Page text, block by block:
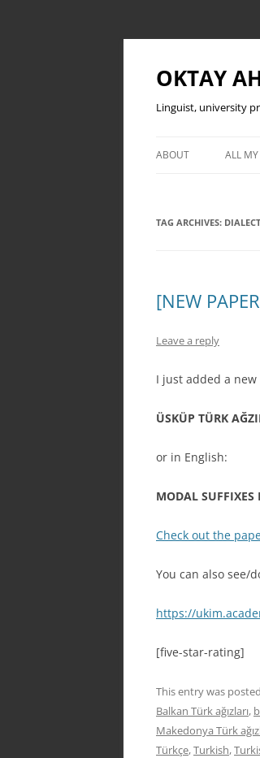
OKTAY
Linguist, university
ABOUT ALL MY
TAG ARCHIVES:
[NEW
Leave a reply
I just added a
ÜSKÜP TÜRK
or in English:
MODAL SUFFIXES
Check out the
You can also see/
https://
[five-star-rating]
This entry was
Balkan Türk ağızları,
Makedonya Türk
Türkçe,Turkish,